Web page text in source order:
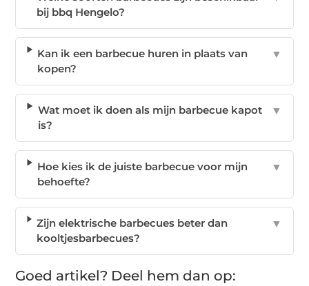
bij bbq Hengelo?
Kan ik een barbecue huren in plaats van
kopen?
▼
Wat moet ik doen als mijn barbecue kapot
is?
▼
Hoe kies ik de juiste barbecue voor mijn
behoefte?
▼
Zijn elektrische barbecues beter dan
kooltjesbarbecues?
▼
Goed artikel? Deel hem dan op: